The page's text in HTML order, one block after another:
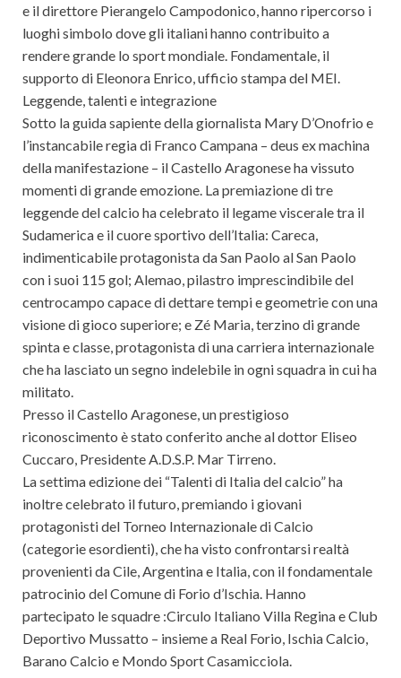
e il direttore Pierangelo Campodonico, hanno ripercorso i
luoghi simbolo dove gli italiani hanno contribuito a
rendere grande lo sport mondiale. Fondamentale, il
supporto di Eleonora Enrico, ufficio stampa del MEI.
Leggende, talenti e integrazione
Sotto la guida sapiente della giornalista Mary D’Onofrio e
l’instancabile regia di Franco Campana – deus ex machina
della manifestazione – il Castello Aragonese ha vissuto
momenti di grande emozione. La premiazione di tre
leggende del calcio ha celebrato il legame viscerale tra il
Sudamerica e il cuore sportivo dell’Italia: Careca,
indimenticabile protagonista da San Paolo al San Paolo
con i suoi 115 gol; Alemao, pilastro imprescindibile del
centrocampo capace di dettare tempi e geometrie con una
visione di gioco superiore; e Zé Maria, terzino di grande
spinta e classe, protagonista di una carriera internazionale
che ha lasciato un segno indelebile in ogni squadra in cui ha
militato.
Presso il Castello Aragonese, un prestigioso
riconoscimento è stato conferito anche al dottor Eliseo
Cuccaro, Presidente A.D.S.P. Mar Tirreno.
La settima edizione dei “Talenti di Italia del calcio” ha
inoltre celebrato il futuro, premiando i giovani
protagonisti del Torneo Internazionale di Calcio
(categorie esordienti), che ha visto confrontarsi realtà
provenienti da Cile, Argentina e Italia, con il fondamentale
patrocinio del Comune di Forio d’Ischia. Hanno
partecipato le squadre :Circulo Italiano Villa Regina e Club
Deportivo Mussatto – insieme a Real Forio, Ischia Calcio,
Barano Calcio e Mondo Sport Casamicciola.